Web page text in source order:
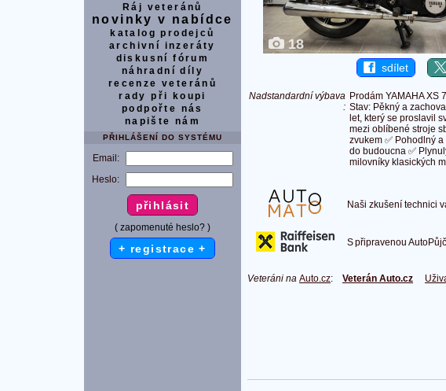
Ráj veteránů
novinky v nabídce
katalog prodejců
archivní inzeráty
diskusní fórum
náhradní díly
recenze veteránů
rady při koupi
podpořte nás
napište nám
PŘIHLÁŠENÍ DO SYSTÉMU
Email:
Heslo:
( zapomenuté heslo? )
+ registrace +
18
sdílet
Nadstandardní výbava
:
Prodám YAMAHA
Stav: Pěkný a
let, který se proslavil
mezi oblíbené stroje
zvukem ✅ Pohodlný
do budoucna ✅
milovníky klasických
Naši zkušení technici
S připravenou
Veteráni na Auto.cz: Veterán Auto.cz